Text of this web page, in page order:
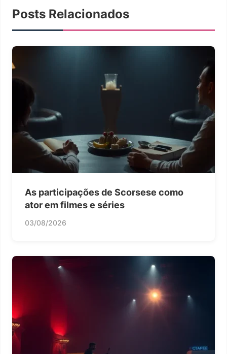
Posts Relacionados
As participações de Scorsese como
ator em filmes e séries
03/08/2026